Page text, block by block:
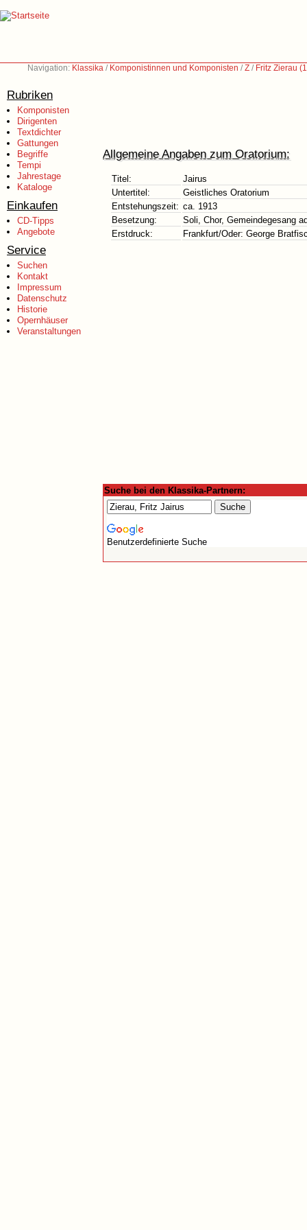
Navigation: Klassika / Komponistinnen und Komponisten /Z / Fritz Zierau
Rubriken
Komponisten
Dirigenten
Textdichter
Gattungen
Begriffe
Tempi
Jahrestage
Kataloge
Einkaufen
CD-Tipps
Angebote
Service
Suchen
Kontakt
Impressum
Datenschutz
Historie
Opernhäuser
Veranstaltungen
Allgemeine Angaben zum Oratorium:
Titel:
Jairus
Untertitel:
Geistliches Oratorium
Entstehungszeit: ca. 1913
Besetzung:
Soli, Chor, Gemeindegesang
Erstdruck:
Frankfurt/Oder: George
Suche bei den Klassika-Partnern:
Benutzerdefinierte Suche